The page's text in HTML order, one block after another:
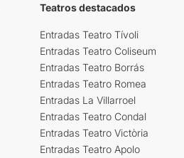
Teatros destacados
Entradas Teatro Tívoli
Entradas Teatro Coliseum
Entradas Teatro Borrás
Entradas Teatro Romea
Entradas La Villarroel
Entradas Teatro Condal
Entradas Teatro Victòria
Entradas Teatro Apolo